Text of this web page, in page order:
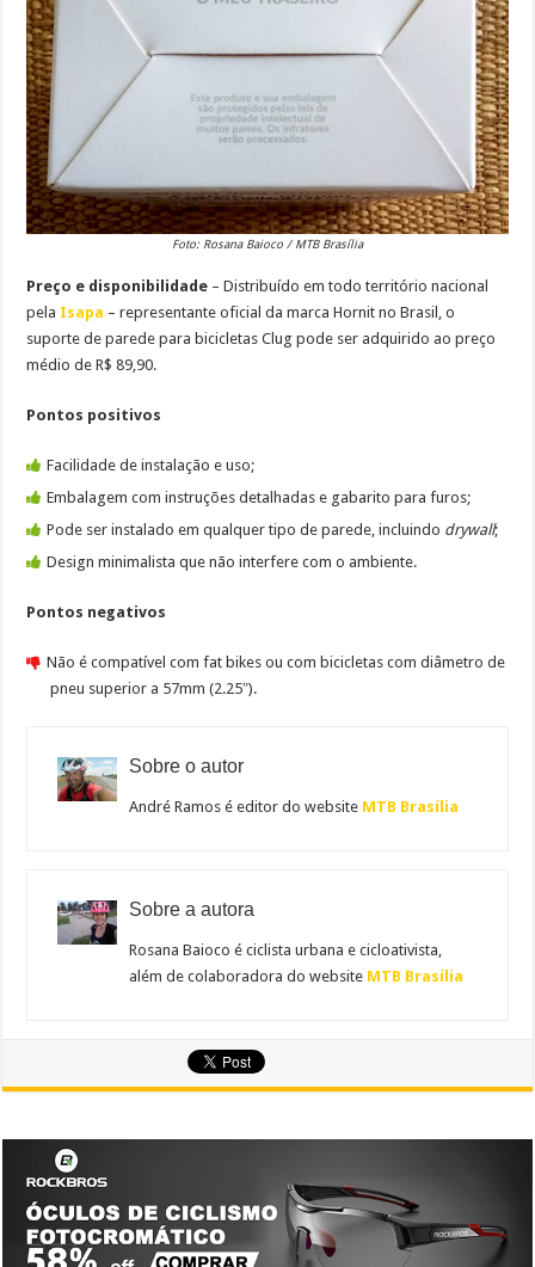
Foto: Rosana Baioco / MTB Brasília
Preço e disponibilidade – Distribuído em todo território nacional
pela Isapa – representante oficial da marca Hornit no Brasil, o
suporte de parede para bicicletas Clug pode ser adquirido ao preço
médio de R$ 89,90.
Pontos positivos
Facilidade de instalação e uso;
Embalagem com instruções detalhadas e gabarito para furos;
Pode ser instalado em qualquer tipo de parede, incluindo drywall;
Design minimalista que não interfere com o ambiente.
Pontos negativos
Não é compatível com fat bikes ou com bicicletas com diâmetro de
pneu superior a 57mm (2.25″).
Sobre o autor
André Ramos é editor do website MTB Brasília
Sobre a autora
Rosana Baioco é ciclista urbana e cicloativista,
além de colaboradora do website MTB Brasília